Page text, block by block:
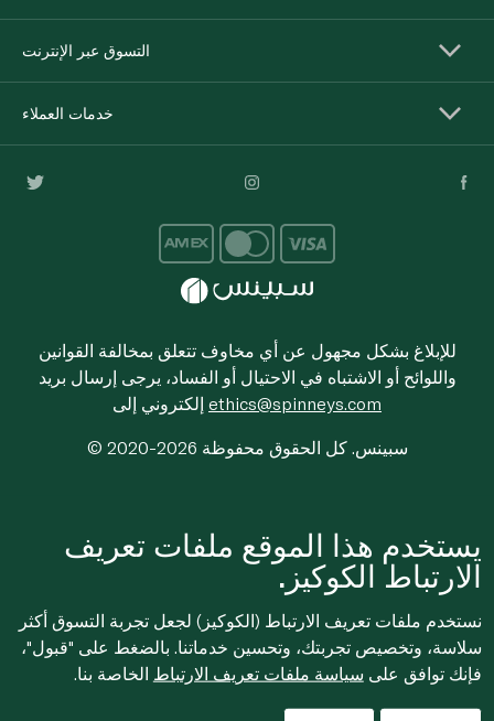
التسوق عبر الإنترنت
خدمات العملاء
للإبلاغ بشكل مجهول عن أي مخاوف تتعلق بمخالفة القوانين
واللوائح أو الاشتباه في الاحتيال أو الفساد، يرجى إرسال بريد
ethics@spinneys.com
© 2020-2026 سبينس. كل الحقوق محفوظة
يستخدم هذا الموقع ملفات تعريف
الارتباط الكوكيز.
نستخدم ملفات تعريف الارتباط (الكوكيز) لجعل تجربة التسوق أكثر
سلاسة، وتخصيص تجربتك، وتحسين خدماتنا. بالضغط على "قبول"،
فإنك توافق على سياسة ملفات تعريف الارتباط الخاصة بنا.